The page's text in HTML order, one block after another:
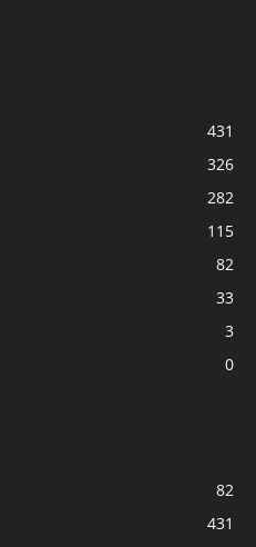
431
326
282
115
82
33
3
0
82
431